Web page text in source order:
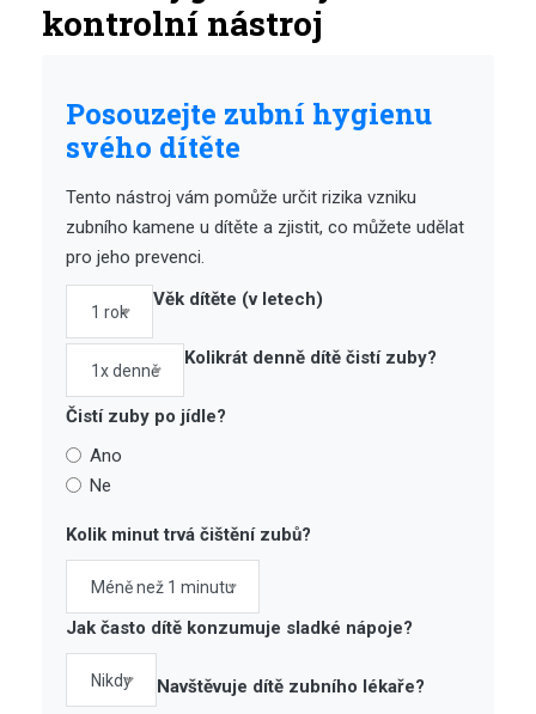
kontrolní nástroj
Posouzejte zubní hygienu
svého dítěte
Tento nástroj vám pomůže určit rizika vzniku
zubního kamene u dítěte a zjistit, co můžete udělat
pro jeho prevenci.
Věk dítěte (v letech)
1 rok
Kolikrát denně dítě čistí zuby?
1x denně
Čistí zuby po jídle?
Ano
Ne
Kolik minut trvá čištění zubů?
Méně než 1 minutu
Jak často dítě konzumuje sladké nápoje?
Nikdy
Navštěvuje dítě zubního lékaře?